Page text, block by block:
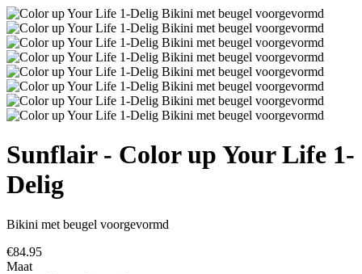
Sunflair - Color up Your Life 1-
Delig
Bikini met beugel voorgevormd
€84.95
Maat